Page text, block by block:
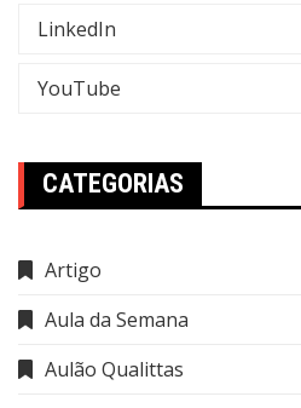
LinkedIn
YouTube
CATEGORIAS
Artigo
Aula da Semana
Aulão Qualittas